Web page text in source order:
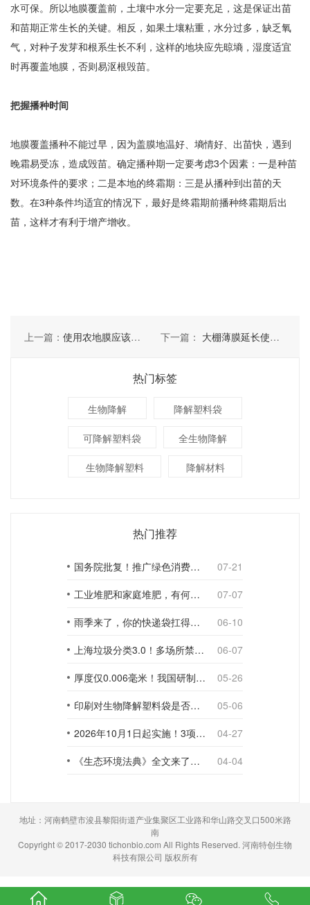
水可保。所以地膜覆盖前，土壤中水分一定要充足，这是保证出苗
和苗期正常生长的关键。相反，如果土壤粘重，水分过多，缺乏氧
气，对种子发芽和根系生长不利，这样的地块应先晾墒，湿度适宜
时再覆盖地膜，否则易沤根毁苗。
把握播种时间
地膜覆盖播种不能过早，因为盖膜地温好、墒情好、出苗快，遇到
晚霜易受冻，造成毁苗。确定播种期一定要考虑3个因素：一是种苗
对环境条件的要求；二是本地的终霜期：三是从播种到出苗的天
数。在3种条件均适宜的情况下，最好是终霜期前播种终霜期后出
苗，这样才有利于增产增收。
上一篇： 使用农地膜应该注意哪几点 下一篇： 大棚薄膜延长使用寿命要考虑几点
热门标签
生物降解 降解塑料袋
可降解塑料袋 全生物降解
生物降解塑料 降解材料
热门推荐
国务院批复！推广绿色消费，引导使用环保可降解包装材料
07-21
工业堆肥和家庭堆肥，有何不同？
07-07
雨季来了，你的快递袋扛得住吗？
06-10
上海垃圾分类3.0！多场所禁止使用一次性塑料袋；推动快递包装绿色转型
06-07
厚度仅0.006毫米！我国研制出超薄型全生物降解渗水地膜
05-26
印刷对生物降解塑料袋是否构成影响？
05-06
2026年10月1日起实施！3项生物降解能力检测新国标
04-27
《生态环境法典》全文来了！降解材料、生物基应用与包装环保规范
04-04
地址：河南鹤壁市浚县黎阳街道产业集聚区工业路和华山路交叉口500米路
南
Copyright © 2017-2030 tichonbio.com All Rights Reserved. 河南特创生物
科技有限公司 版权所有